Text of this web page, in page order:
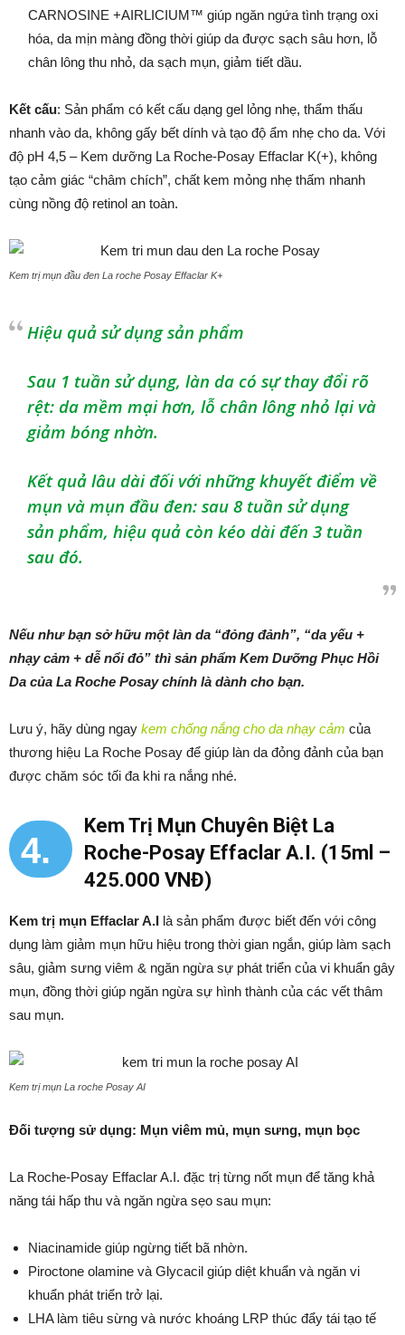
CARNOSINE +AIRLICIUM™ giúp ngăn ngứa tình trạng oxi
hóa, da mịn màng đồng thời giúp da được sạch sâu hơn, lỗ
chân lông thu nhỏ, da sạch mụn, giảm tiết dầu.
Kết cấu: Sản phẩm có kết cấu dạng gel lỏng nhẹ, thẩm thấu
nhanh vào da, không gấy bết dính và tạo độ ẩm nhẹ cho da. Với
độ pH 4,5 – Kem dưỡng La Roche-Posay Effaclar K(+), không
tạo cảm giác “châm chích”, chất kem mỏng nhẹ thấm nhanh
cùng nồng độ retinol an toàn.
Kem trị mụn đầu đen La roche Posay Effaclar K+
Hiệu quả sử dụng sản phẩm
Sau 1 tuần sử dụng, làn da có sự thay đổi rõ
rệt: da mềm mại hơn, lỗ chân lông nhỏ lại và
giảm bóng nhờn.
Kết quả lâu dài đối với những khuyết điểm về
mụn và mụn đầu đen: sau 8 tuần sử dụng
sản phẩm, hiệu quả còn kéo dài đến 3 tuần
sau đó.
Nếu như bạn sở hữu một làn da “đỏng đảnh”, “da yếu +
nhạy cảm + dễ nổi đỏ” thì sản phẩm Kem Dưỡng Phục Hồi
Da của La Roche Posay chính là dành cho bạn.
Lưu ý, hãy dùng ngay kem chống nắng cho da nhạy cảm của
thương hiệu La Roche Posay để giúp làn da đỏng đảnh của bạn
được chăm sóc tối đa khi ra nắng nhé.
4.
Kem Trị Mụn Chuyên Biệt La
Roche-Posay Effaclar A.I. (15ml –
425.000 VNĐ)
Kem trị mụn Effaclar A.I là sản phẩm được biết đến với công
dụng làm giảm mụn hữu hiệu trong thời gian ngắn, giúp làm sạch
sâu, giảm sưng viêm & ngăn ngừa sự phát triển của vi khuẩn gây
mụn, đồng thời giúp ngăn ngừa sự hình thành của các vết thâm
sau mụn.
Kem trị mụn La roche Posay AI
Đối tượng sử dụng: Mụn viêm mủ, mụn sưng, mụn bọc
La Roche-Posay Effaclar A.I. đặc trị từng nốt mụn để tăng khả
năng tái hấp thu và ngăn ngừa sẹo sau mụn:
Niacinamide giúp ngừng tiết bã nhờn.
Piroctone olamine và Glycacil giúp diệt khuẩn và ngăn vi
khuẩn phát triển trở lại.
LHA làm tiêu sừng và nước khoáng LRP thúc đẩy tái tạo tế